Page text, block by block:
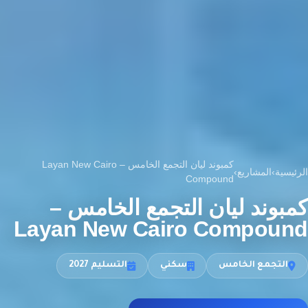
الرئيسية›المشاريع›
كمبوند ليان التجمع الخامس – Layan New Cairo
Compound
كمبوند ليان التجمع الخامس –
Layan New Cairo Compound
التجمع الخامس سكني التسليم 2027